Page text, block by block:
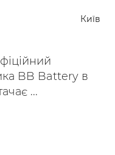
Київ
BB Battery в
...